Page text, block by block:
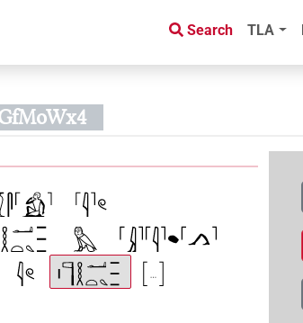
Search TLA